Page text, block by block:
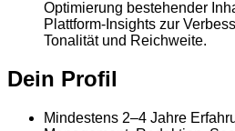
Optimierung bestehender
Plattform-Insights zur
Tonalität und Reichweite.
Dein Profil
Mindestens 2–4 Jahre